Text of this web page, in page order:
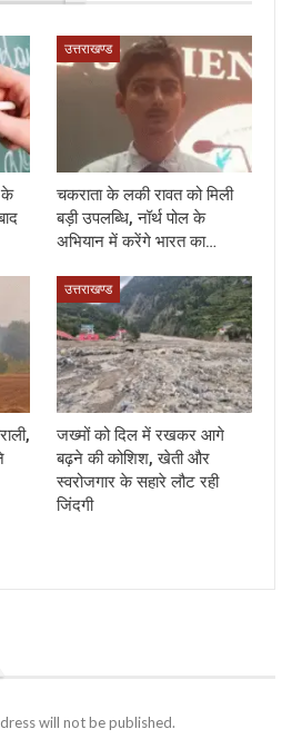
के
उत्तराखण्ड
चकराता के लकी रावत को मिली
बड़ी उपलब्धि, नॉर्थ पोल के
अभियान में करेंगे भारत का…
उत्तराखण्ड
जख्मों को दिल में रखकर आगे
बढ़ने की कोशिश, खेती और
स्वरोजगार के सहारे लौट रही
जिंदगी
will not be published.